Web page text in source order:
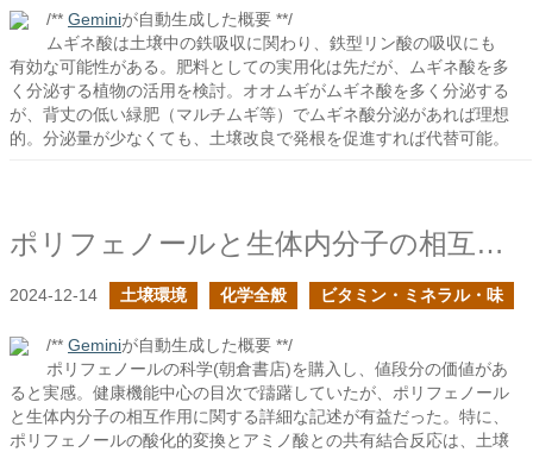
/** Geminiが自動生成した概要 **/
ムギネ酸は土壌中の鉄吸収に関わり、鉄型リン酸の吸収にも
有効な可能性がある。肥料としての実用化は先だが、ムギネ酸を多
く分泌する植物の活用を検討。オオムギがムギネ酸を多く分泌する
が、背丈の低い緑肥（マルチムギ等）でムギネ酸分泌があれば理想
的。分泌量が少なくても、土壌改良で発根を促進すれば代替可能。
ポリフェノールと生体内分子の相互作用１
2024-12-14 土壌環境 化学全般 ビタミン・ミネラル・味
/** Geminiが自動生成した概要 **/
ポリフェノールの科学(朝倉書店)を購入し、値段分の価値があ
ると実感。健康機能中心の目次で躊躇していたが、ポリフェノール
と生体内分子の相互作用に関する詳細な記述が有益だった。特に、
ポリフェノールの酸化的変換とアミノ酸との共有結合反応は、土壌